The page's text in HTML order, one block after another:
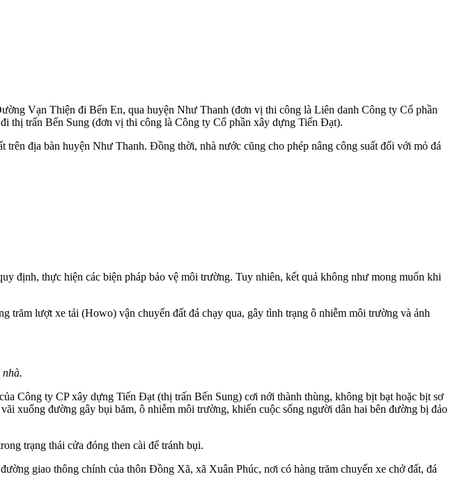
Vạn Thiện đi Bến En, qua huyện Như Thanh (đơn vị thi công là Liên danh Công ty Cổ phần
trấn Bến Sung (đơn vị thi công là Công ty Cổ phần xây dựng Tiến Đạt).
địa bàn huyện Như Thanh. Đồng thời, nhà nước cũng cho phép nâng công suất đối với mỏ đá
định, thực hiện các biện pháp bảo vệ môi trường. Tuy nhiên, kết quả không như mong muốn khi
trăm lượt xe tải (Howo) vận chuyển đất đá chạy qua, gây tình trạng ô nhiễm môi trường và ảnh
Công ty CP xây dựng Tiến Đạt (thị trấn Bến Sung) cơi nới thành thùng, không bịt bạt hoặc bịt sơ
xuống đường gây bụi băm, ô nhiễm môi trường, khiến cuộc sống người dân hai bên đường bị đảo
trạng thái cửa đóng then cài để tránh bụi.
giao thông chính của thôn Đồng Xã, xã Xuân Phúc, nơi có hàng trăm chuyến xe chở đất, đá